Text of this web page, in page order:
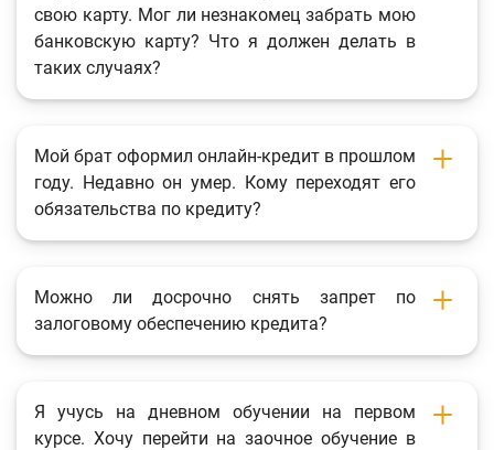
свою карту. Мог ли незнакомец забрать мою
банковскую карту? Что я должен делать в
таких случаях?
Мой брат оформил онлайн-кредит в прошлом
году. Недавно он умер. Кому переходят его
обязательства по кредиту?
Можно ли досрочно снять запрет по
залоговому обеспечению кредита?
Я учусь на дневном обучении на первом
курсе. Хочу перейти на заочное обучение в